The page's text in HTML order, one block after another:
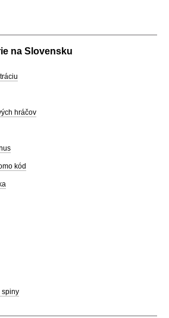
na Slovensku
hráčov
kód
spiny